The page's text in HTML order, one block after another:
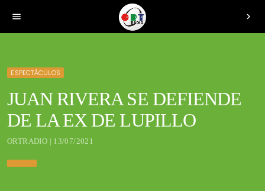
menu chevron_right
ESPECTÁCULOS
JUAN RIVERA SE DEFIENDE
DE LA EX DE LUPILLO
ORTRADIO | 13/07/2021